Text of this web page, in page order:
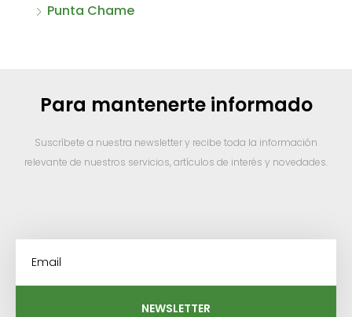
Punta Chame
Para mantenerte informado
Suscríbete a nuestra newsletter y recibe toda la información
relevante de nuestros servicios, artículos de interés y novedades.
NEWSLETTER